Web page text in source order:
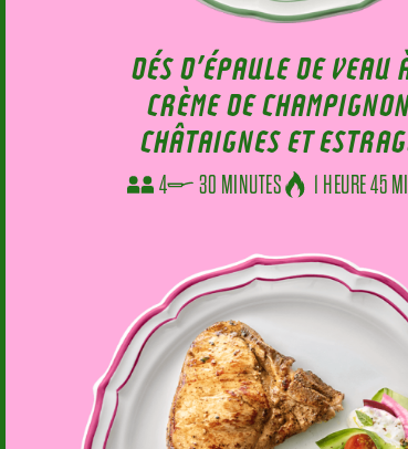
DÉS D’ÉPAULE DE VEAU
CRÈME DE
CHÂTAIGNES ET
4 30 MINUTES 1 HEURE 45